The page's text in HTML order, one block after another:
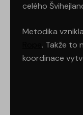
celého
Metodika
. Takže to
koordinace